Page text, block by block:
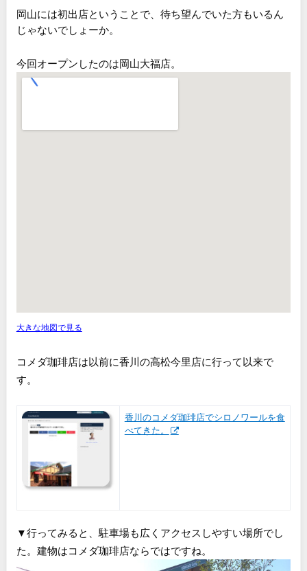
岡山には初出店ということで、待ち望んでいた方もいるん
じゃないでしょーか。
今回オープンしたのは岡山大福店。
大きな地図で見る
コメダ珈琲店は以前に香川の高松今里店に行って以来で
す。
香川のコメダ珈琲店でシロノワールを食
べてきた。
▼行ってみると、駐車場も広くアクセスしやすい場所でし
た。建物はコメダ珈琲店ならではですね。